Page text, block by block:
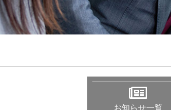
お知らせ一覧